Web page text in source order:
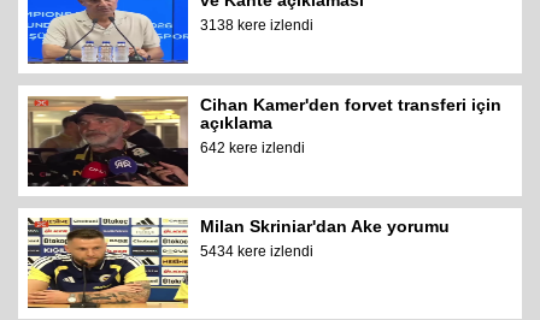
3138 kere izlendi
Cihan Kamer'den forvet transferi için
açıklama
642 kere izlendi
Milan Skriniar'dan Ake yorumu
5434 kere izlendi